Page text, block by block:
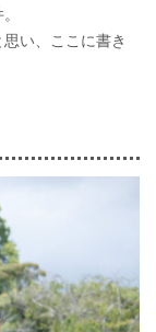
い、ここに書き